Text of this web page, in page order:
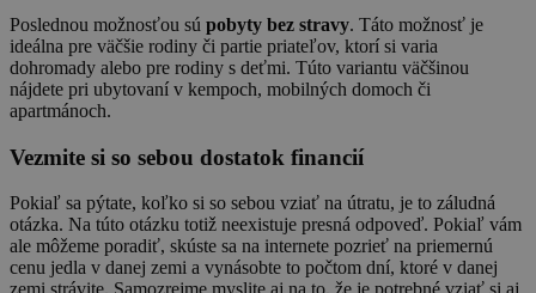
Poslednou možnosťou sú pobyty bez stravy. Táto možnosť je
ideálna pre väčšie rodiny či partie priateľov, ktorí si varia
dohromady alebo pre rodiny s deťmi. Túto variantu väčšinou
nájdete pri ubytovaní v kempoch, mobilných domoch či
apartmánoch.
Vezmite si so sebou dostatok financií
Pokiaľ sa pýtate, koľko si so sebou vziať na útratu, je to záludná
otázka. Na túto otázku totiž neexistuje presná odpoveď. Pokiaľ vám
ale môžeme poradiť, skúste sa na internete pozrieť na priemernú
cenu jedla v danej zemi a vynásobte to počtom dní, ktoré v danej